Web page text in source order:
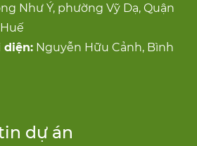
Như Ý, phường Vỹ Dạ, Quận
diện: Nguyễn Hữu Cảnh, Bình
dự án